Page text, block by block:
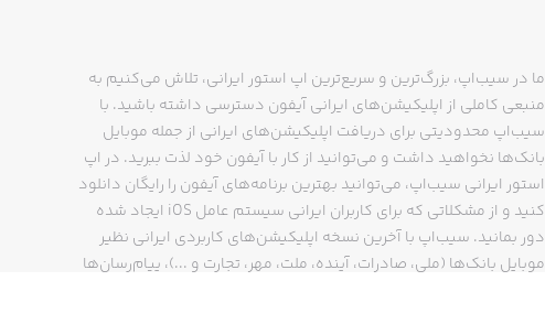
ما در سیب‌اپ، بزرگ‌ترین و سریع‌ترین اپ استور ایرانی، تلاش می‌کنیم به
منبعی کاملی از اپلیکیشن‌های ایرانی آیفون دسترسی داشته باشید. با
سیب‌اپ محدودیتی برای دریافت اپلیکیشن‌های ایرانی از جمله موبایل
بانک‌ها نخواهید داشت و می‌توانید از کار با آیفون خود لذت ببرید. در اپ
استور ایرانی سیب‌اپ، می‌توانید بهترین برنامه‌های آیفون را رایگان دانلود
کنید و از مشکلاتی که برای کاربران ایرانی سیستم عامل iOS ایجاد شده
دور بمانید. سیب‌اپ با آخرین نسخه اپلیکیشن‌های کاربردی ایرانی نظیر
موبایل بانک‌ها (ملی، صادرات، آینده، ملت، مهر، تجارت و ...)، پیام‌رسان‌ها